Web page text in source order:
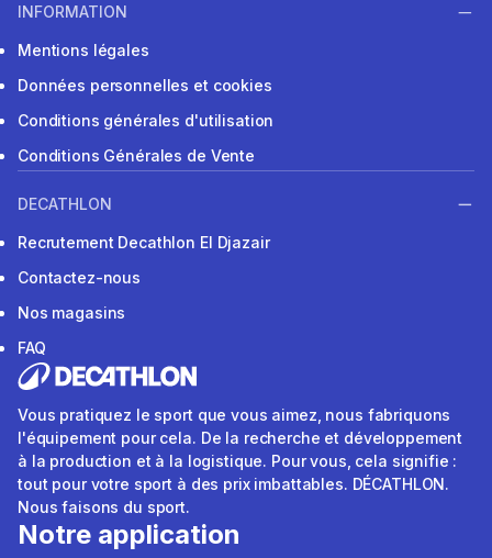
INFORMATION
Mentions légales
Données personnelles et cookies
Conditions générales d'utilisation
Conditions Générales de Vente
DECATHLON
Recrutement Decathlon El Djazair
Contactez-nous
Nos magasins
FAQ
Vous pratiquez le sport que vous aimez, nous fabriquons
l'équipement pour cela. De la recherche et développement
à la production et à la logistique. Pour vous, cela signifie :
tout pour votre sport à des prix imbattables. DÉCATHLON.
Nous faisons du sport.
Notre application